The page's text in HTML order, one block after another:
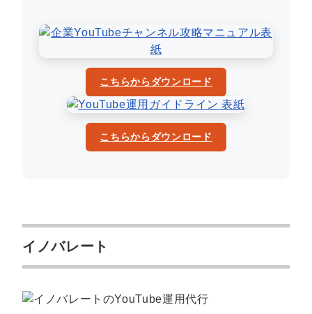
こちらからダウンロード
こちらからダウンロード
イノバレート